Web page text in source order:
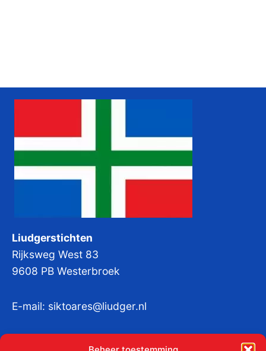
Liudgerstichten
Rijksweg West 83
9608 PB Westerbroek
E-mail: siktoares@liudger.nl